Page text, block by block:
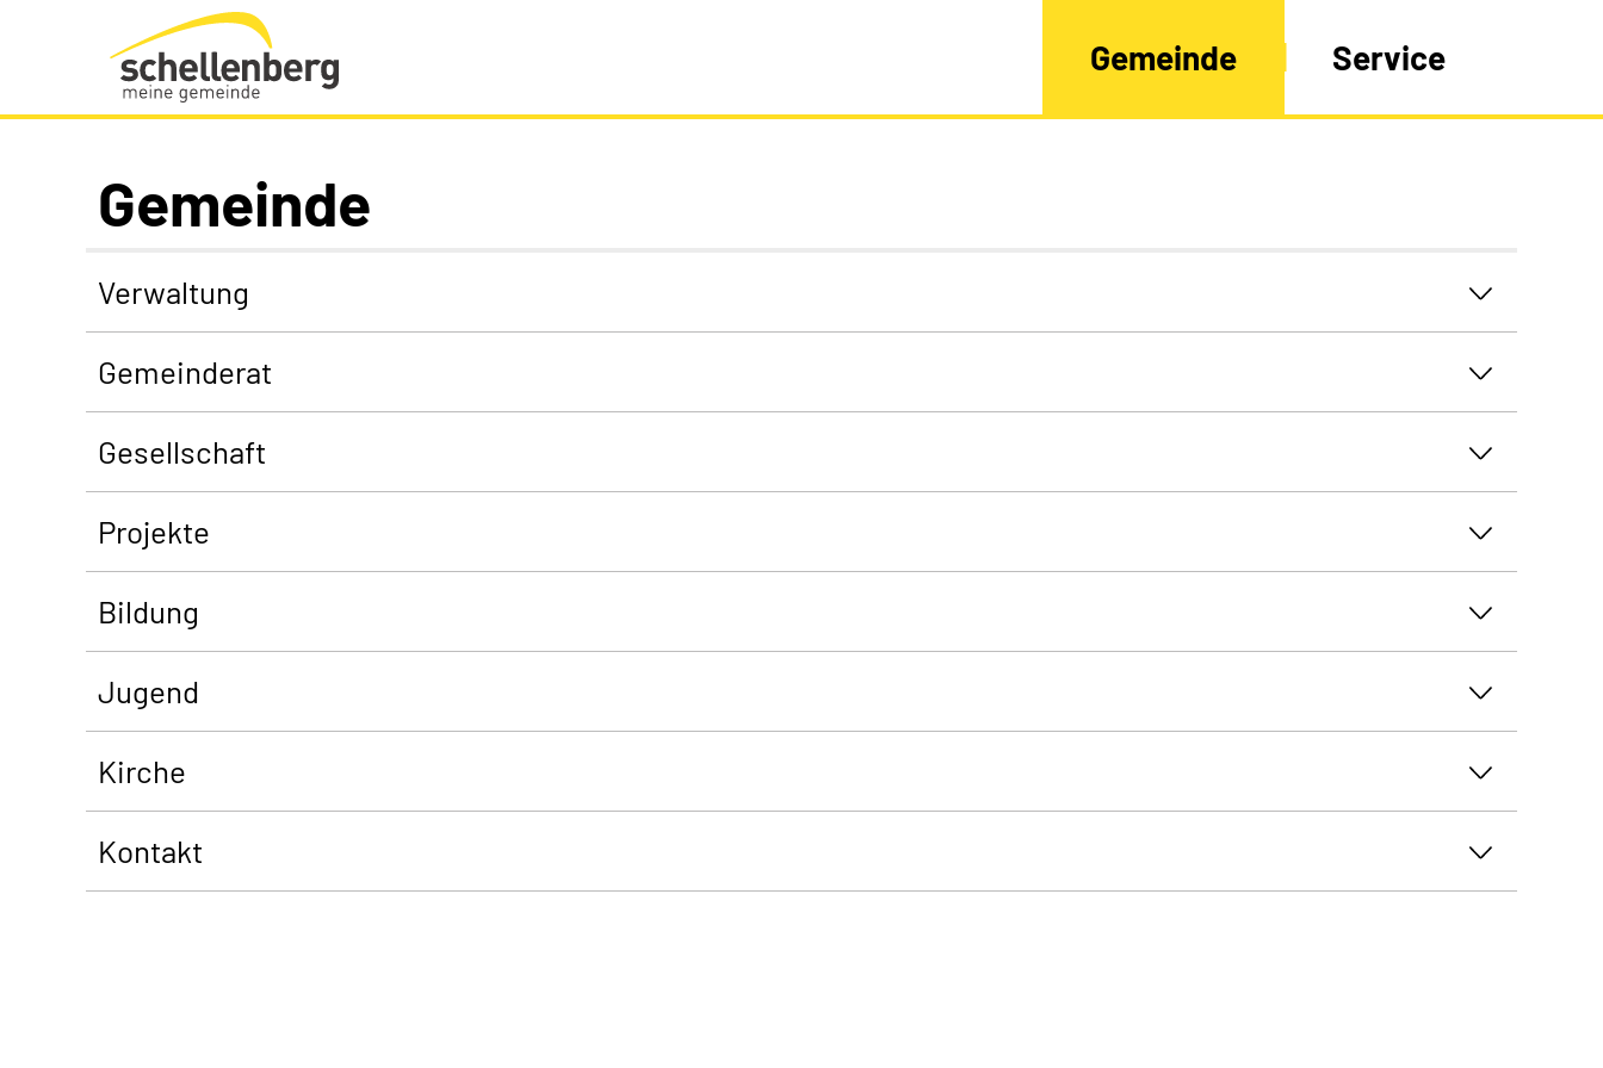
Gemeinde Schellenberg Startseite
Gemeinde Service
Gemeinde
Verwaltung
Gemeinderat
Gesellschaft
Projekte
Bildung
Jugend
Kirche
Kontakt